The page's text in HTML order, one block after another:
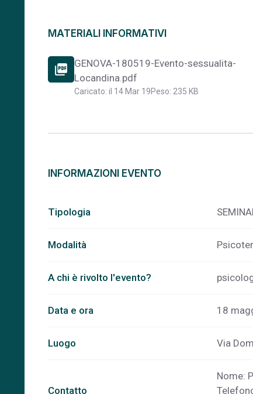
MATERIALI INFORMATIVI
picture_as_pdf
GENOVA-180519-Evento-sessualita-
Locandina.pdf
Caricato: il 14 Mar 19Peso: 235 KB
INFORMAZIONI EVENTO
Tipologia
Modalità
A chi è rivolto l'evento?
Data e ora 18
Luogo Via
Contatto
Nome: